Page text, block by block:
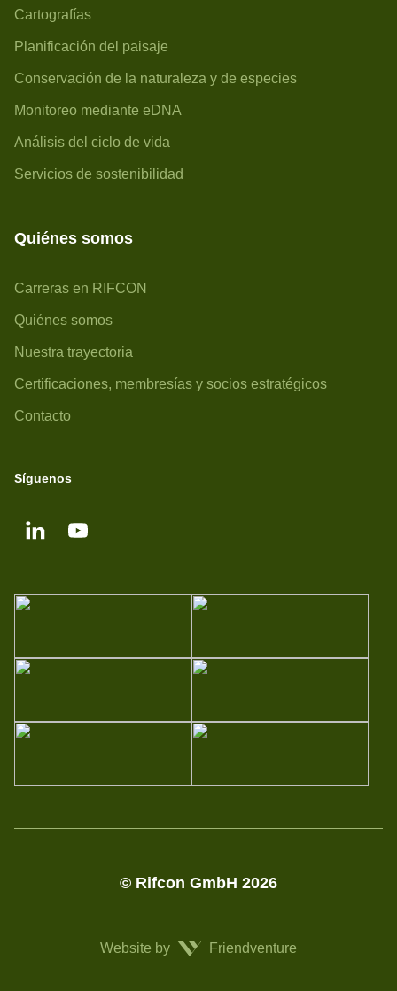
Cartografías
Planificación del paisaje
Conservación de la naturaleza y de especies
Monitoreo mediante eDNA
Análisis del ciclo de vida
Servicios de sostenibilidad
Quiénes somos
Carreras en RIFCON
Quiénes somos
Nuestra trayectoria
Certificaciones, membresías y socios estratégicos
Contacto
Síguenos
© Rifcon GmbH 2026
Website by Friendventure